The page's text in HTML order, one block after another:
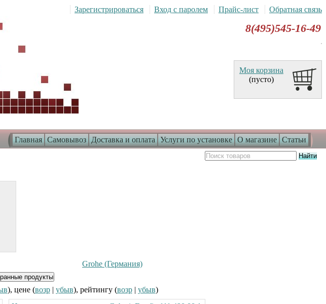
Главная Самовывоз Доставка и оплата Услуги по установке О магазине Статьи
Зарегистрироваться Вход с паролем Прайс-лист Обратная связь
8(495)545-16-49
Моя корзина
(пусто)
Grohe (Германия)
), цене (возр| убыв), рейтингу (возр| убыв)